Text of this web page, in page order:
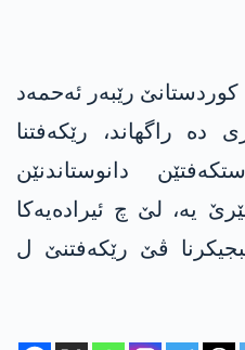
رێبەر ئەحمەد
راگھاند، رێکەفتنا
دانوستاندنێن
یە، لێ چ ئیرادەیەکا
ڤێ رێکەفتنێ ل